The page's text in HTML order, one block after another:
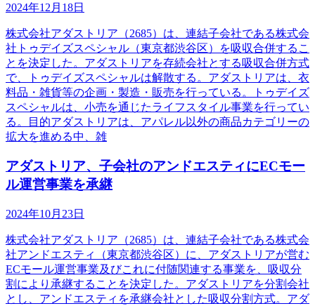
2024年12月18日
株式会社アダストリア（2685）は、連結子会社である株式会
社トゥデイズスペシャル（東京都渋谷区）を吸収合併するこ
とを決定した。アダストリアを存続会社とする吸収合併方式
で、トゥデイズスペシャルは解散する。アダストリアは、衣
料品・雑貨等の企画・製造・販売を行っている。トゥデイズ
スペシャルは、小売を通じたライフスタイル事業を行ってい
る。目的アダストリアは、アパレル以外の商品カテゴリーの
拡大を進める中、雑
アダストリア、子会社のアンドエスティにECモー
ル運営事業を承継
2024年10月23日
株式会社アダストリア（2685）は、連結子会社である株式会
社アンドエスティ（東京都渋谷区）に、アダストリアが営む
ECモール運営事業及びこれに付随関連する事業を、吸収分
割により承継することを決定した。アダストリアを分割会社
とし、アンドエスティを承継会社とした吸収分割方式。アダ